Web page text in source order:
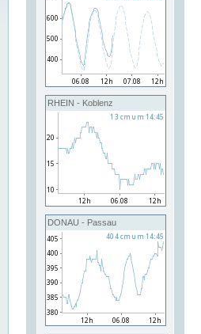
RHEIN - Koblenz
DONAU - Passau